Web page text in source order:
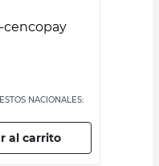
NACIONALES:
al carrito